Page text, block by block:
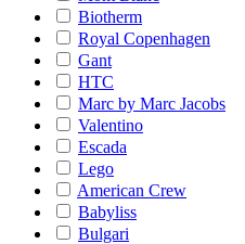
Biotherm
Royal Copenhagen
Gant
HTC
Marc by Marc Jacobs
Valentino
Escada
Lego
American Crew
Babyliss
Bulgari